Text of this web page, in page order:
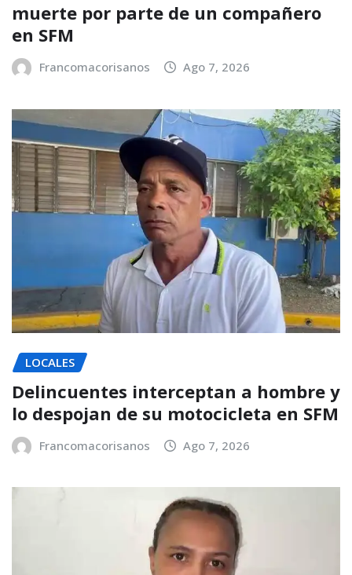
muerte por parte de un compañero
en SFM
Francomacorisanos Ago 7, 2026
LOCALES
Delincuentes interceptan a hombre y
lo despojan de su motocicleta en SFM
Francomacorisanos Ago 7, 2026